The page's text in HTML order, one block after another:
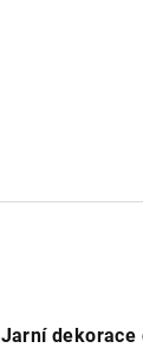
Jarní dekorace